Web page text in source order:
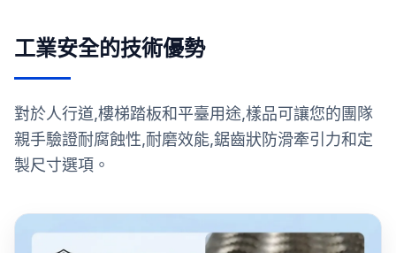
工業安全的技術優勢
對於人行道,樓梯踏板和平臺用途,樣品可讓您的團隊
親手驗證耐腐蝕性,耐磨效能,鋸齒狀防滑牽引力和定
製尺寸選項。